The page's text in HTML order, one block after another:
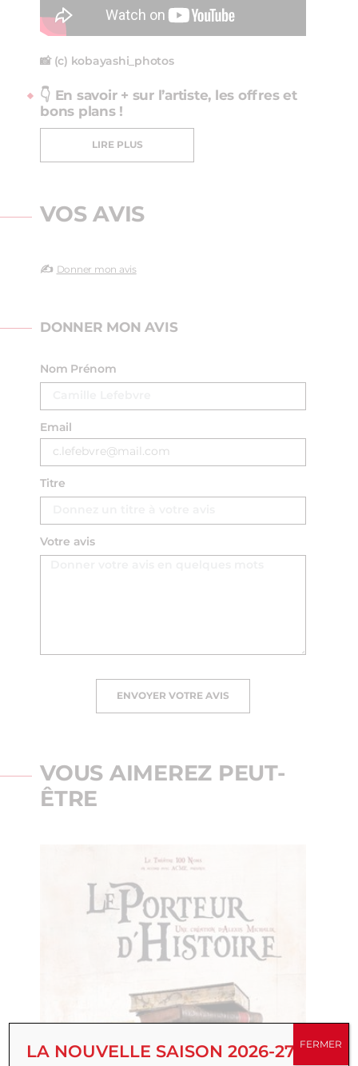
📸 (c) kobayashi_photos
👇 En savoir + sur l’artiste, les offres et
bons plans !
LIRE PLUS
VOS AVIS
✍️ Donner mon avis
DONNER MON AVIS
Nom Prénom
Email
Titre
Votre avis
ENVOYER VOTRE AVIS
VOUS AIMEREZ PEUT-
ÊTRE
LA NOUVELLE SAISON 2026-27 EST
FERMER